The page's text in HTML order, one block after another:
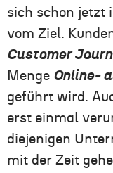
sich schon jetzt
vom Ziel.
Customer
Menge Online-
geführt wird.
erst einmal
diejenigen
mit der Zeit